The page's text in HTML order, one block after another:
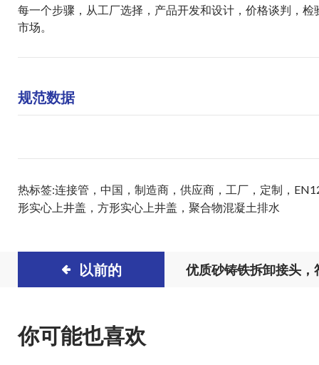
每一个步骤，从工厂选择，产品开发和设计，价格谈判，检
市场。
规范数据
热标签:连接管，中国，制造商，供应商，工厂，定制，
形实心上井盖
方形实心上井盖 聚合物混凝土排水
以前的 优质砂铸铁拆卸接头，
你可能也喜欢